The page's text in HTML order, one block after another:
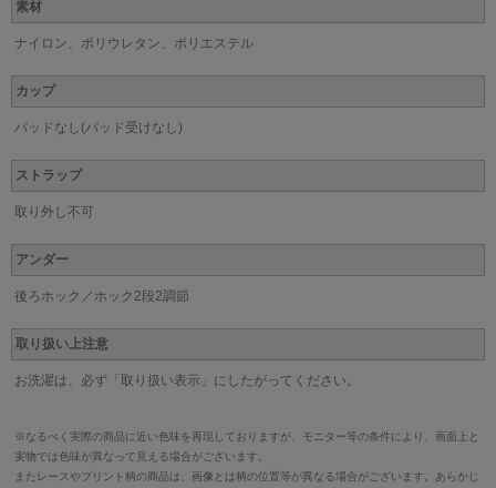
素材
ナイロン、ポリウレタン、ポリエステル
カップ
パッドなし(パッド受けなし)
ストラップ
取り外し不可
アンダー
後ろホック／ホック2段2調節
取り扱い上注意
お洗濯は、必ず「取り扱い表示」にしたがってください。
※なるべく実際の商品に近い色味を再現しておりますが、モニター等の条件により、画面上と
実物では色味が異なって見える場合がございます。
またレースやプリント柄の商品は、画像とは柄の位置等が異なる場合がございます。あらかじ